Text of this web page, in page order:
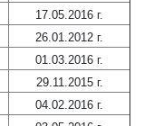
17.05.2016 г.
26.01.2012 г.
01.03.2016 г.
29.11.2015 г.
04.02.2016 г.